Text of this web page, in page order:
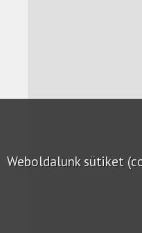
Weboldalunk sütiket